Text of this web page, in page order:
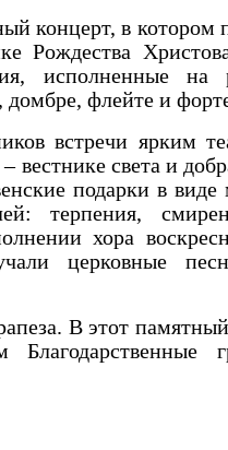
концерт, в котором
Рождества
исполненные на
домбре, флейте и
встречи ярким
вестнике света и
подарки в
терпения,
хора
церковные
В этот
Благодарственные